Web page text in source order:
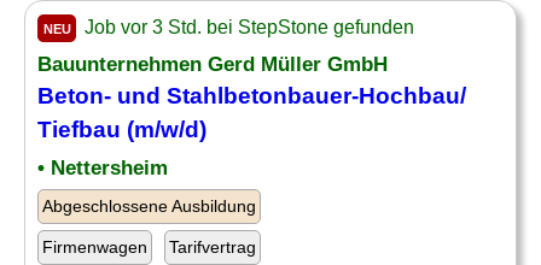
NEU Job vor 3 Std. bei StepStone gefunden
Bauunternehmen Gerd Müller GmbH
Beton- und Stahlbetonbauer-Hochbau/
Tiefbau (m/w/d)
• Nettersheim
Abgeschlossene Ausbildung
Firmenwagen Tarifvertrag